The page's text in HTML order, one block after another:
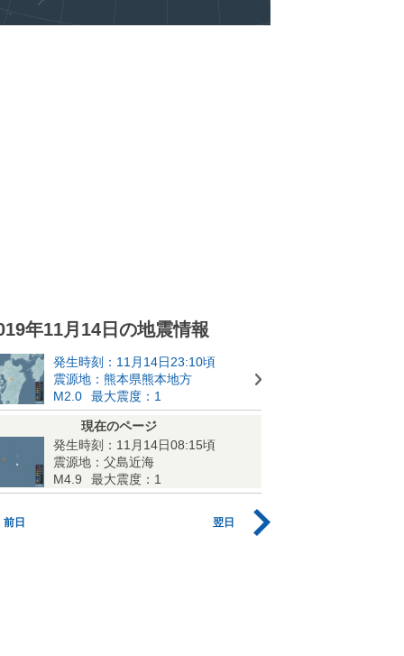
年11月14日の地震情報
発生時刻：11月14日23:10頃
震源地：熊本県熊本地方
M2.0
最大震度：1
現在のページ
発生時刻：11月14日08:15頃
震源地：父島近海
M4.9
最大震度：1
前日 翌日